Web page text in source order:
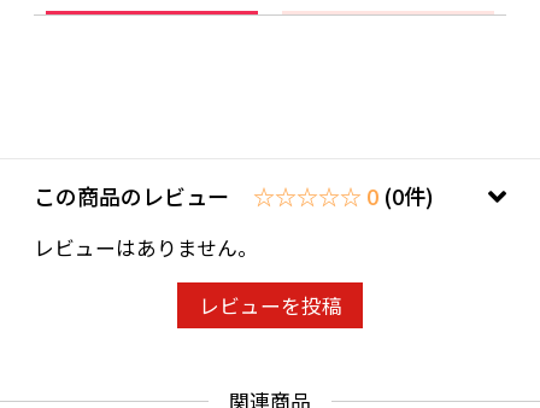
この商品のレビュー ☆☆☆☆☆ 0 (0件)
レビューはありません。
レビューを投稿
関連商品